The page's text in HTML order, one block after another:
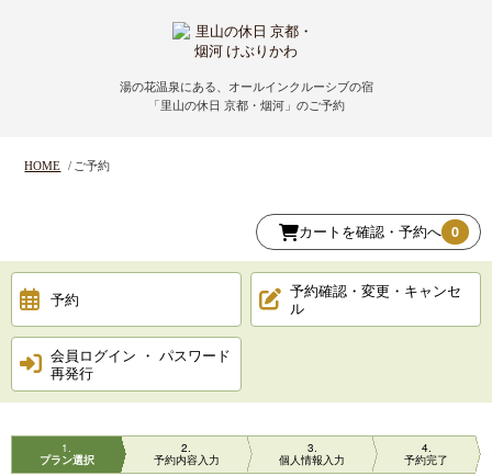
湯の花温泉にある、オールインクルーシブの宿
「里山の休日 京都・烟河」のご予約
HOME ご予約
カートを確認・予約へ 0
予約
予約確認・変更・キャンセ
ル
会員ログイン ・ パスワード
再発行
1
プラン選択
2
予約内容入力
3
個人情報入力
4
予約完了
― 石窯ダイニングはなり （夕食）
― 里山ダイニング大地 （朝食）
お部屋
― 露天風呂付客室
まるごとおもてなし